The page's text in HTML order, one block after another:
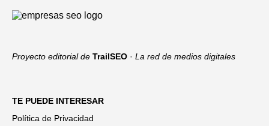
Proyecto editorial de TrailSEO · La red de medios digitales
TE PUEDE INTERESAR
Política de Privacidad